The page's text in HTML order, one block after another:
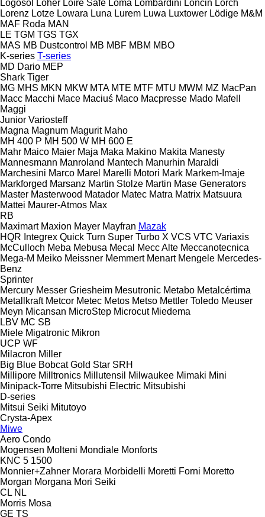
Logosol
Loher Loire Safe Loma Lombardini Loncin Lorch
Lorenz Lotze Lowara Luna Lurem Luwa Luxtower Lödige M&M
MAF Roda MAN
LE TGM TGS TGX
MAS MB Dustcontrol MB MBF MBM MBO
K-series T-series
MD Dario MEP
Shark Tiger
MG MHS MKN MKW MTA MTE MTF MTU MWM MZ MacPan
Macc Macchi Mace Maciuś Maco Macpresse Mado Mafell
Maggi
Junior Variosteff
Magna Magnum Magurit Maho
MH 400 P MH 500 W MH 600 E
Mahr Maico Maier Maja Maka Makino Makita Manesty
Mannesmann Manroland Mantech Manurhin Maraldi
Marchesini Marco Marel Marelli Motori Mark Markem-Imaje
Markforged Marsanz Martin Stolze Martin Mase Generators
Master Masterwood Matador Matec Matra Matrix Matsuura
Mattei Maurer-Atmos Max
RB
Maximart Maxion Mayer Mayfran Mazak
HQR Integrex Quick Turn Super Turbo X VCS VTC Variaxis
McCulloch Meba Mebusa Mecal Mecc Alte Meccanotecnica
Mega-M Meiko Meissner Memmert Menart Mengele Mercedes-
Benz
Sprinter
Mercury Messer Griesheim Mesutronic Metabo Metalcértima
Metallkraft Metcor Metec Metos Metso Mettler Toledo Meuser
Meyn Micansan MicroStep Microcut Miedema
LBV MC SB
Miele Migatronic Mikron
UCP WF
Milacron Miller
Big Blue Bobcat Gold Star SRH
Millipore Milltronics Millutensil Milwaukee Mimaki Mini
Minipack-Torre Mitsubishi Electric Mitsubishi
D-series
Mitsui Seiki Mitutoyo
Crysta-Apex
Miwe
Aero Condo
Mogensen Molteni Mondiale Monforts
KNC 5 1500
Monnier+Zahner Morara Morbidelli Moretti Forni Moretto
Morgan Morgana Mori Seiki
CL NL
Morris Mosa
GE TS